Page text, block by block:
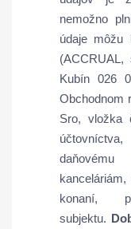
nemožno
údaje môžu
(ACCRUAL,
Kubín 026
Obchodnom
Sro, vložka
daňovému
konaní,
subjektu.